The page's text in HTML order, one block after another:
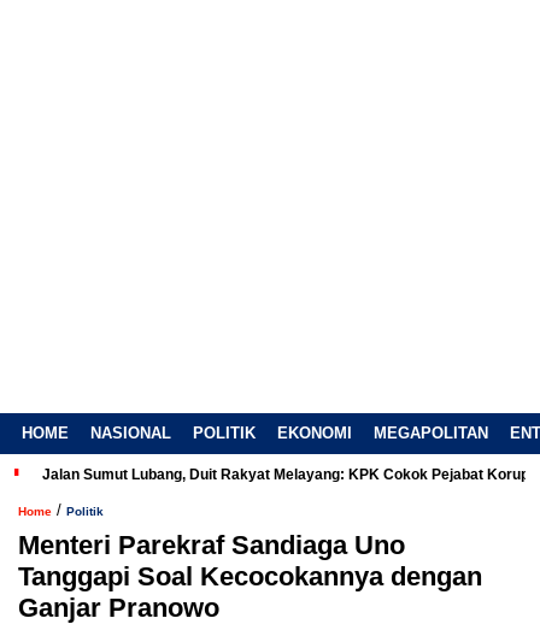
HOME NASIONAL POLITIK EKONOMI MEGAPOLITAN
Jalan Sumut Lubang, Duit Rakyat Melayang: KPK Cokok Pejabat Korup
Home / Politik
Menteri Parekraf Sandiaga Uno
Tanggapi Soal Kecocokannya dengan
Ganjar Pranowo